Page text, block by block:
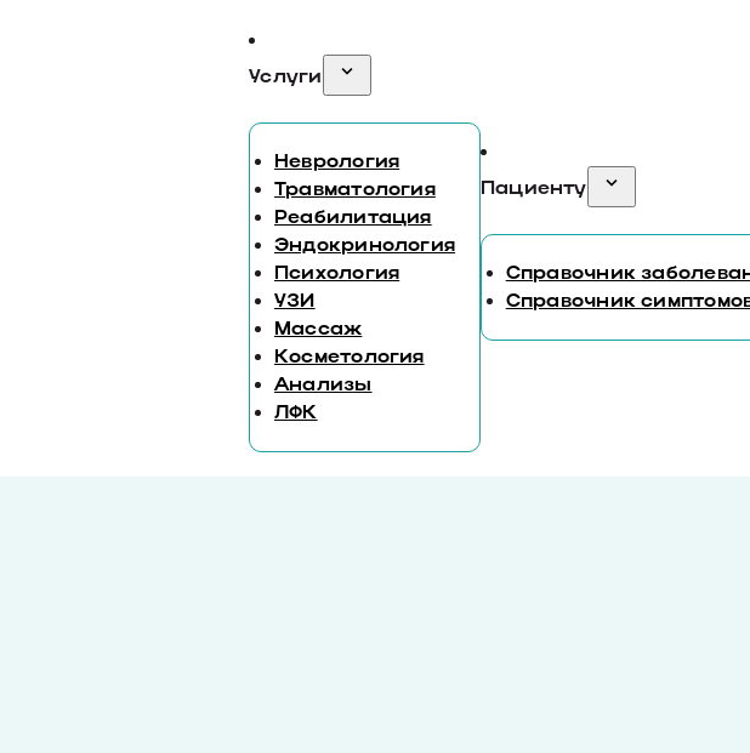
Услуги
Неврология
Травматология
Реабилитация
Эндокринология
Психология
УЗИ
Массаж
Косметология
Анализы
ЛФК
Пациенту
Справочник
Справочник